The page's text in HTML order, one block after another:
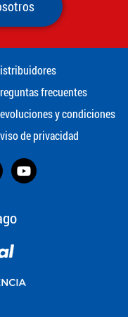
frecuentes
y condiciones
de privacidad